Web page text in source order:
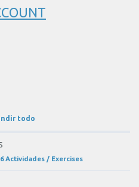
todo
Unidades
Actividades / Exercises